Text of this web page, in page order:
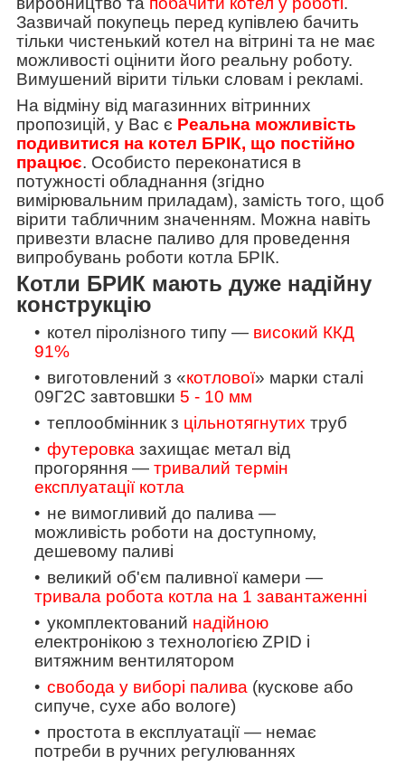
Зазвичай покупець перед купівлею бачить
тільки чистенький котел на вітрині та не має
можливості оцінити його реальну роботу.
Вимушений вірити тільки словам і рекламі.
На відміну від магазинних вітринних
пропозицій, у Вас є Реальна можливість
подивитися на котел БРІК, що постійно
працює. Особисто переконатися в
потужності обладнання (згідно
вимірювальним приладам), замість того, щоб
вірити табличним значенням. Можна навіть
привезти власне паливо для проведення
випробувань роботи котла БРІК.
Котли БРИК мають дуже надійну
конструкцію
котел піролізного типу — високий ККД
91%
виготовлений з «котлової» марки сталі
09Г2С завтовшки 5 - 10 мм
теплообмінник з цільнотягнутих труб
футеровка захищає метал від
прогоряння — тривалий термін
експлуатації котла
не вимогливий до палива —
можливість роботи на доступному,
дешевому паливі
великий об'єм паливної камери —
тривала робота котла на 1 завантаженні
укомплектований надійною
електронікою з технологією ZPID і
витяжним вентилятором
свобода у виборі палива (кускове або
сипуче, сухе або вологе)
простота в експлуатації — немає
потреби в ручних регулюваннях